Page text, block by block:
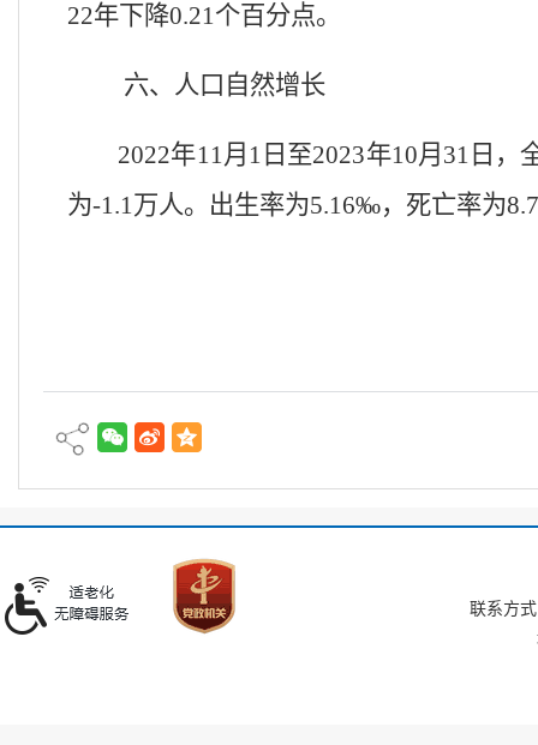
22年下降0.21个百分点。
六、人口自然增长
2022年11月 1 日至2023年10月 31 日，
为-1.1万人。出生率为5.16‰，死亡率为8.
联系方